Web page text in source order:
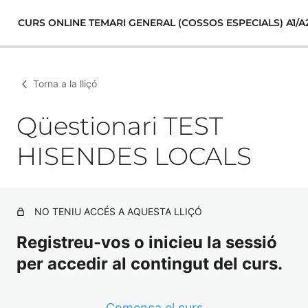
CURS ONLINE TEMARI GENERAL (COSSOS ESPECIALS) A1/
Torna a la lliçó
Qüestionari TEST
HISENDES LOCALS
NO TENIU ACCÉS A AQUESTA LLIÇÓ
Registreu-vos o inicieu la sessió
per accedir al contingut del curs.